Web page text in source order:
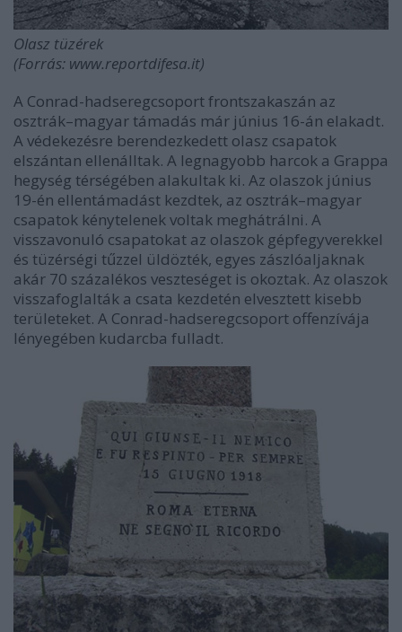
Olasz tüzérek
(Forrás: www.reportdifesa.it)
A Conrad-hadseregcsoport frontszakaszán az
osztrák–magyar támadás már június 16-án elakadt.
A védekezésre berendezkedett olasz csapatok
elszántan ellenálltak. A legnagyobb harcok a Grappa
hegység térségében alakultak ki. Az olaszok június
19-én ellentámadást kezdtek, az osztrák–magyar
csapatok kénytelenek voltak meghátrálni. A
visszavonuló csapatokat az olaszok gépfegyverekkel
és tüzérségi tűzzel üldözték, egyes zászlóaljaknak
akár 70 százalékos veszteséget is okoztak. Az olaszok
visszafoglalták a csata kezdetén elvesztett kisebb
területeket. A Conrad-hadseregcsoport offenzívája
lényegében kudarcba fulladt.